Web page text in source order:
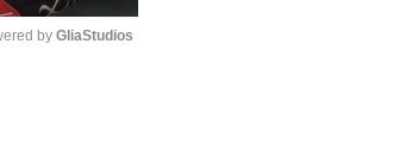
by GliaStudios